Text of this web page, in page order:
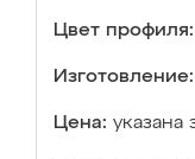
Цвет профиля:
Изготовление:
Цена: указана